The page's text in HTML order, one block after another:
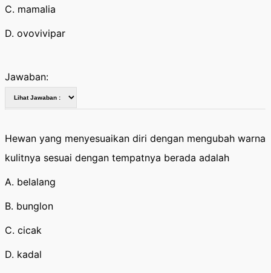
C. mamalia
D. ovovivipar
Jawaban:
Hewan yang menyesuaikan diri dengan mengubah warna
kulitnya sesuai dengan tempatnya berada adalah
A. belalang
B. bunglon
C. cicak
D. kadal